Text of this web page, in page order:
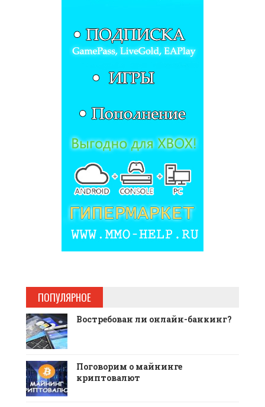
ПОПУЛЯРНОЕ
Востребован ли онлайн-банкинг?
Поговорим о майнинге
криптовалют